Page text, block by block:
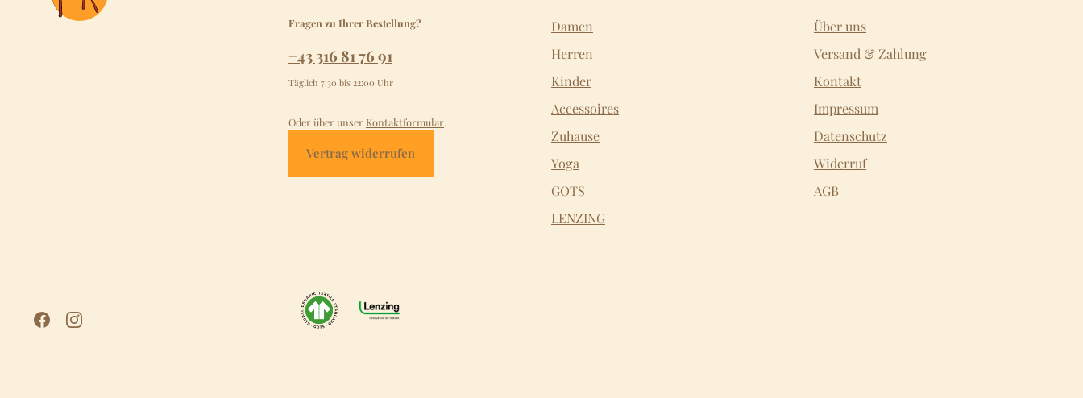
Fragen zu Ihrer Bestellung?
+43 316 81 76 91
Täglich 7:30 bis 22:00 Uhr
Oder über unser Kontaktformular.
Vertrag widerrufen
Damen
Herren
Kinder
Accessoires
Zuhause
Yoga
GOTS
LENZING
Über uns
Versand & Zahlung
Kontakt
Impressum
Datenschutz
Widerruf
AGB